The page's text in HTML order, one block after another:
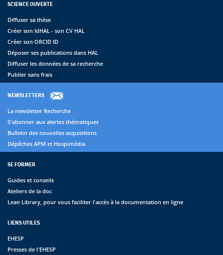
SCIENCE OUVERTE
Diffuser sa thèse
Créer son IdHAL - son CV HAL
Créer son ORCID ID
Déposer ses publications dans HAL
Diffuser les données de sa recherche
Publier sans frais
NEWSLETTERS
La newsletter Recherche
S'abonner aux alertes thématiques
Bulletin des nouvelles acquisitions
Dépêches APM et Hospimédia
SE FORMER
Guides et conseils
Ateliers de la doc
Lean Library, pour vous faciliter l'accès à la documentation en ligne
LIENS UTILES
EHESP
Presses de l'EHESP